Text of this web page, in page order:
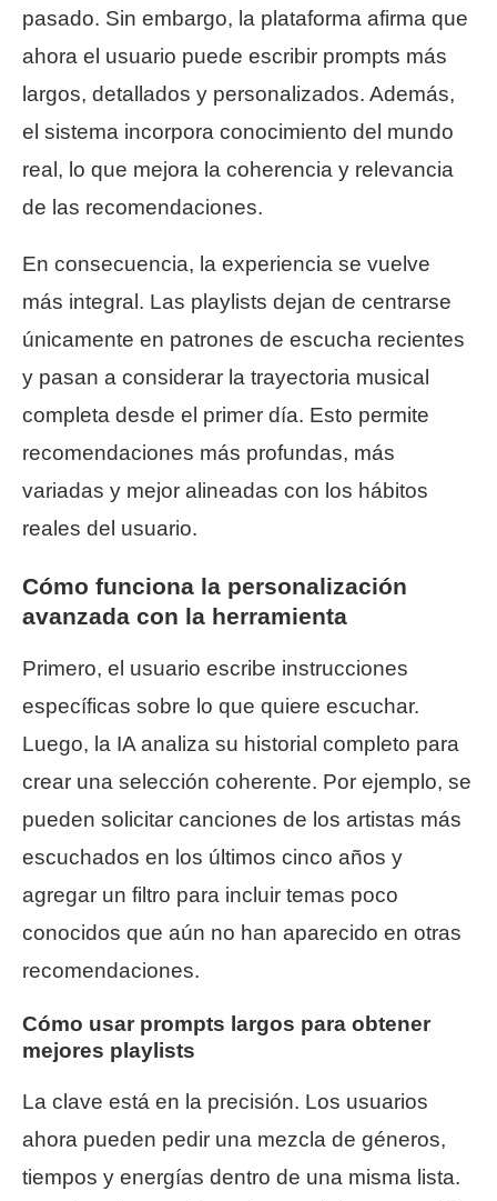
pasado. Sin embargo, la plataforma afirma que
ahora el usuario puede escribir prompts más
largos, detallados y personalizados. Además,
el sistema incorpora conocimiento del mundo
real, lo que mejora la coherencia y relevancia
de las recomendaciones.
En consecuencia, la experiencia se vuelve
más integral. Las playlists dejan de centrarse
únicamente en patrones de escucha recientes
y pasan a considerar la trayectoria musical
completa desde el primer día. Esto permite
recomendaciones más profundas, más
variadas y mejor alineadas con los hábitos
reales del usuario.
Cómo funciona la personalización
avanzada con la herramienta
Primero, el usuario escribe instrucciones
específicas sobre lo que quiere escuchar.
Luego, la IA analiza su historial completo para
crear una selección coherente. Por ejemplo, se
pueden solicitar canciones de los artistas más
escuchados en los últimos cinco años y
agregar un filtro para incluir temas poco
conocidos que aún no han aparecido en otras
recomendaciones.
Cómo usar prompts largos para obtener
mejores playlists
La clave está en la precisión. Los usuarios
ahora pueden pedir una mezcla de géneros,
tiempos y energías dentro de una misma lista.